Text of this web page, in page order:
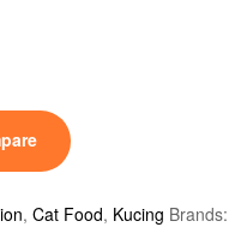
, Cat Food, Kucing Brands: